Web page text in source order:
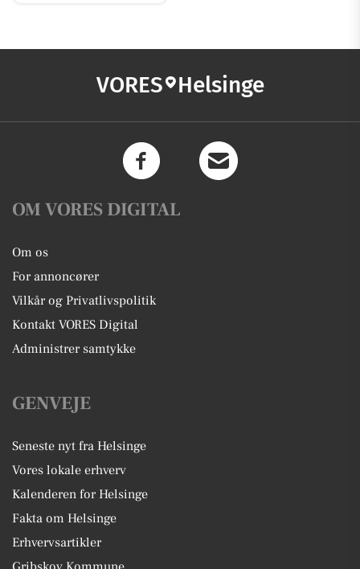
VORES Helsinge
OM VORES DIGITAL
Om os
For annoncører
Vilkår og Privatlivspolitik
Kontakt VORES Digital
Administrer samtykke
GENVEJE
Seneste nyt fra Helsinge
Vores lokale erhverv
Kalenderen for Helsinge
Fakta om Helsinge
Erhvervsartikler